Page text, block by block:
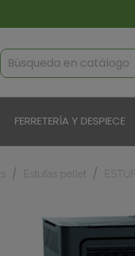
FERRETERÍA Y DESPIECE
Estufas pellet